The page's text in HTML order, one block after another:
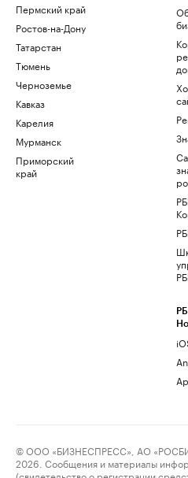
Пермский край
Ростов-на-Дону
Татарстан
Тюмень
Черноземье
Кавказ
Карелия
Мурманск
Приморский
край
© ООО «БИЗНЕСПРЕСС», АО
2026. Сообщения и материалы